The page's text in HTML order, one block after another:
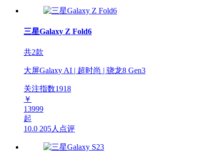
三星Galaxy Z Fold6
共2款
大屏Galaxy AI | 超时尚 | 骁龙8 Gen3
关注指数1918
￥
13999
起
10.0 205人点评